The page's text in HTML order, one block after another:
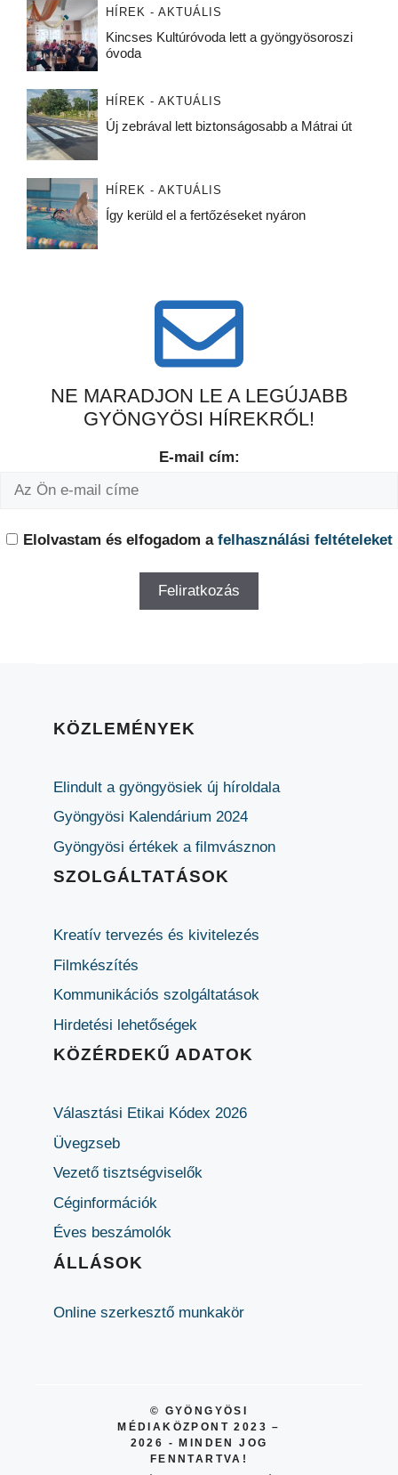
HÍREK - AKTUÁLIS
Kincses Kultúróvoda lett a gyöngyösoroszi
óvoda
HÍREK - AKTUÁLIS
Új zebrával lett biztonságosabb a Mátrai út
HÍREK - AKTUÁLIS
Így kerüld el a fertőzéseket nyáron
NE MARADJON LE A LEGÚJABB
GYÖNGYÖSI HÍREKRŐL!
E-mail cím:
Elolvastam és elfogadom a felhasználási feltételeket
KÖZLEMÉNYEK
Elindult a gyöngyösiek új híroldala
Gyöngyösi Kalendárium 2024
Gyöngyösi értékek a filmvásznon
SZOLGÁLTATÁSOK
Kreatív tervezés és kivitelezés
Filmkészítés
Kommunikációs szolgáltatások
Hirdetési lehetőségek
KÖZÉRDEKŰ ADATOK
Választási Etikai Kódex 2026
Üvegzseb
Vezető tisztségviselők
Céginformációk
Éves beszámolók
ÁLLÁSOK
Online szerkesztő munkakör
© GYÖNGYÖSI
MÉDIAKÖZPONT 2023 –
2026 - MINDEN JOG
FENNTARTVA!